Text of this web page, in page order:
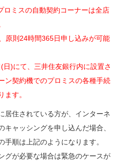
ロミスの自動契約コーナーは全店
原則24時間365日申し込みが可能
日)にて、三井住友銀行内に設置さ
ン契約機でのプロミスの各種手続
ます。
居住されている方が、インターネ
キャッシングを申し込んだ場合、
手順は上記のようになります。
グが必要な場合は緊急のケースが